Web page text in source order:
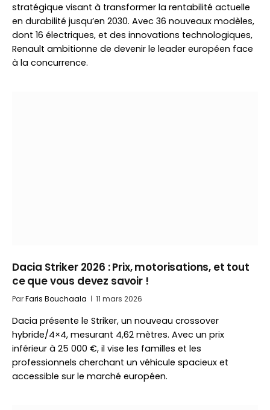
stratégique visant à transformer la rentabilité actuelle
en durabilité jusqu’en 2030. Avec 36 nouveaux modèles,
dont 16 électriques, et des innovations technologiques,
Renault ambitionne de devenir le leader européen face
à la concurrence.
Dacia Striker 2026 : Prix, motorisations, et tout
ce que vous devez savoir !
ParFaris Bouchaala 11 mars 2026
Dacia présente le Striker, un nouveau crossover
hybride/4×4, mesurant 4,62 mètres. Avec un prix
inférieur à 25 000 €, il vise les familles et les
professionnels cherchant un véhicule spacieux et
accessible sur le marché européen.